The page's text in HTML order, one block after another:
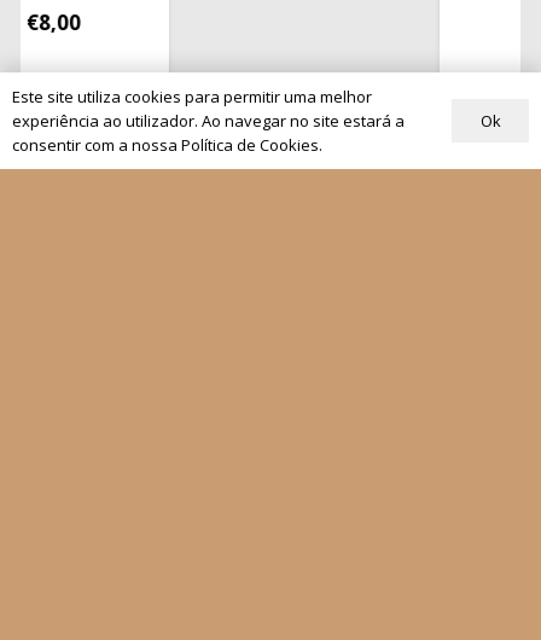
Este site utiliza cookies para permitir uma melhor
experiência ao utilizador. Ao navegar no site estará a
consentir com a nossa Política de Cookies.
Ok